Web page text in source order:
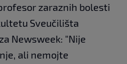
zaraznih bolesti
Sveučilišta
Newsweek: "Nije
ali nemojte